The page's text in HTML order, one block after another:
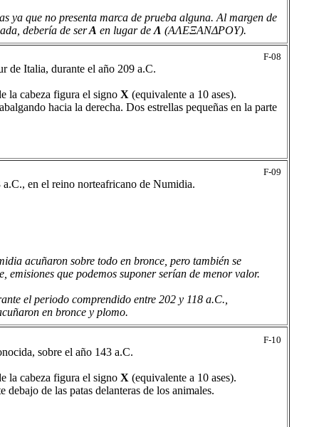
ya que no presenta marca de prueba alguna. Al margen de
debería de serA en lugar de Λ (AΛEΞANΔPOY).
F-08
de Italia, durante el año 209 a.C.
la cabeza figura el signo X (equivalente a 10 ases).
hacia la derecha. Dos estrellas pequeñas en la parte
F-09
en el reino norteafricano de Numidia.
acuñaron sobre todo en bronce, pero también se
emisiones que podemos suponer serían de menor valor.
el periodo comprendido entre 202 y 118 a.C.,
en bronce y plomo.
F-10
sobre el año 143 a.C.
la cabeza figura el signo X (equivalente a 10 ases).
de las patas delanteras de los animales.